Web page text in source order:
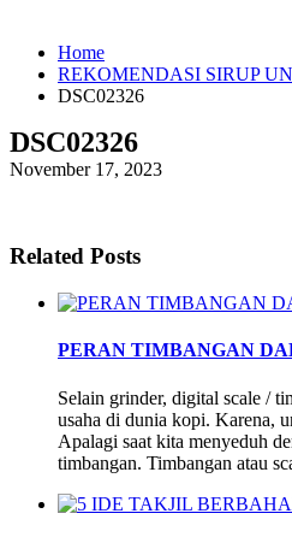
Home
REKOMENDASI SIRUP
DSC02326
DSC02326
November 17, 2023
Related Posts
PERAN TIMBANGAN
Selain grinder, digital scale /
usaha di dunia kopi. Karena,
Apalagi saat kita menyeduh
timbangan. Timbangan atau